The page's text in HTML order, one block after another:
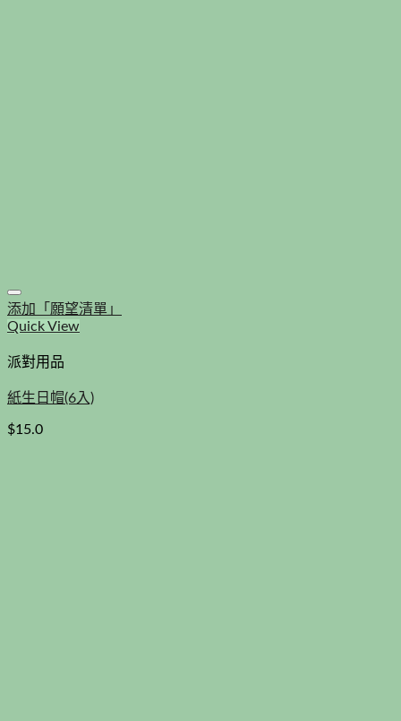
添加「願望清單」
Quick View
派對用品
紙生日帽(6入)
$15.0